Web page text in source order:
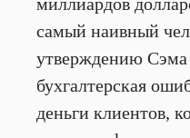
самый наивный
утверждению Сэма
бухгалтерская
деньги клиентов,